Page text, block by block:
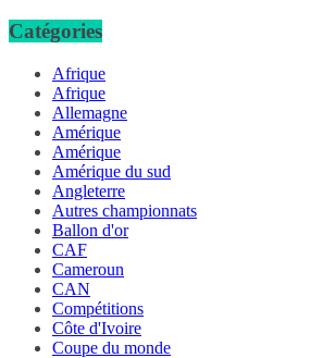
Catégories
Afrique
Afrique
Allemagne
Amérique
Amérique
Amérique du sud
Angleterre
Autres championnats
Ballon d'or
CAF
Cameroun
CAN
Compétitions
Côte d'Ivoire
Coupe du monde